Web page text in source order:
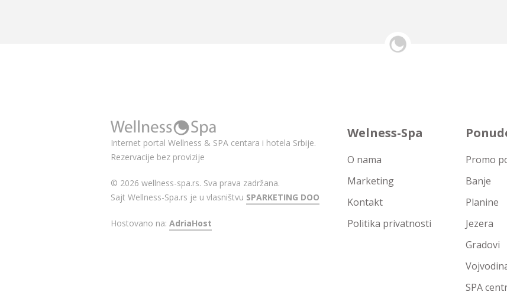
Internet portal Wellness & SPA centara i hotela Srbije.
Rezervacije bez provizije
© 2026 wellness-spa.rs. Sva prava zadržana.
Sajt Wellness-Spa.rs je u vlasništvu SPARKETING DOO
Hostovano na: AdriaHost
Welness-Spa
O nama
Marketing
Kontakt
Politika privatnosti
Promo
Banje
Planine
Jezera
Gradovi
SPA